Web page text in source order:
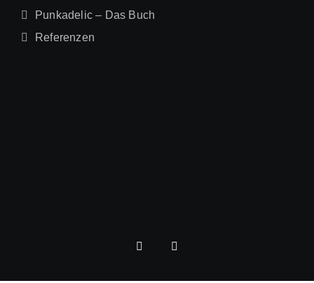
Punkadelic – Das Buch
Referenzen